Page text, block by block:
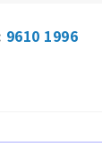
9610 1996